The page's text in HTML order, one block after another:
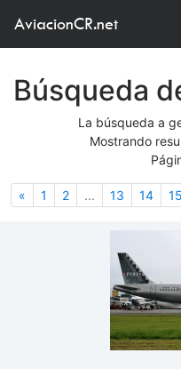
AviacionCR.net
Búsqueda
La búsqueda a
Mostrando
«Anterior
1 2 ... 13 14 15